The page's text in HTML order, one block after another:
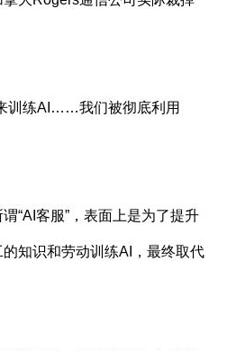
训练AI……我们被彻底利用
“AI客服”，表面上是为了提升
知识和劳动训练AI，最终取代